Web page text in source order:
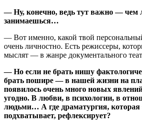
— Ну, конечно, ведь тут важно — чем
занимаешься…
— Вот именно, какой твой
очень личностно. Есть режиссеры,
мыслят — в жанре документального
— Но если не брать нишу
брать пошире — в нашей жизни на
появилось очень много новых
угодно. В любви, в психологии, в
людьми… А где драматургия, которая
подхватывает, рефлексирует?